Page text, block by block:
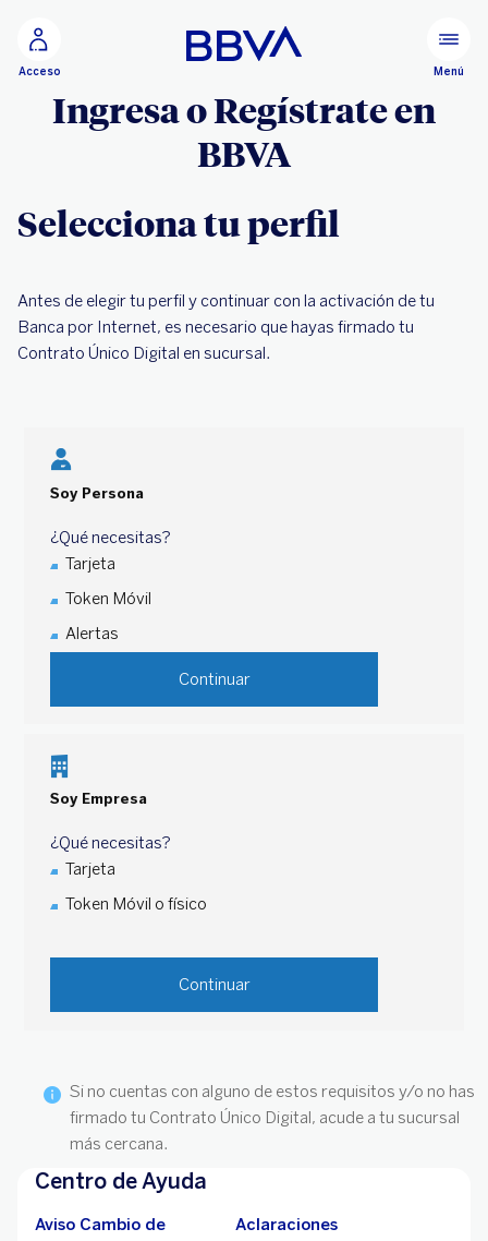
Acceso Menú
Ingresa o Regístrate en
BBVA
Selecciona tu perfil
Antes de elegir tu perfil y continuar con la activación de tu
Banca por Internet, es necesario que hayas firmado tu
Contrato Único Digital en sucursal.
Soy Persona
¿Qué necesitas?
Tarjeta
Token Móvil
Alertas
Continuar
Soy Empresa
¿Qué necesitas?
Tarjeta
Token Móvil o físico
Continuar
Si no cuentas con alguno de estos requisitos y/o no has
firmado tu Contrato Único Digital, acude a tu sucursal
más cercana.
Centro de Ayuda
Aviso Cambio de
Aclaraciones